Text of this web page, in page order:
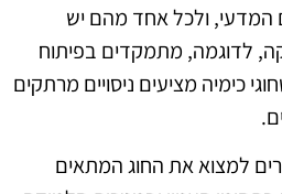
המדעי, ולכל אחד מהם יש
לדוגמה, מתמקדים בפיתוח
כימיה מציעים ניסויים מרתקים
למצוא את החוג המתאים